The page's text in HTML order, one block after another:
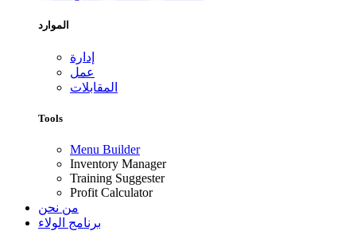
الموارد
إدارة
عمل
المقابلات
Tools
Menu Builder
Inventory Manager
Training Suggester
Profit Calculator
من نحن
برنامج الولاء